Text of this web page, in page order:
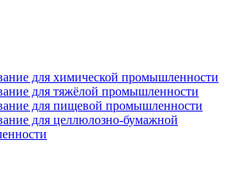
для химической промышленности
для тяжёлой промышленности
для пищевой промышленности
для целлюлозно-бумажной